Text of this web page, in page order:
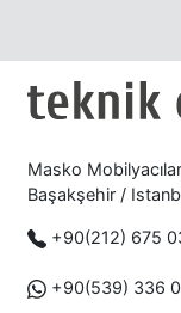
Masko
Başakşehir /
+90(212) 675
+90(539) 336